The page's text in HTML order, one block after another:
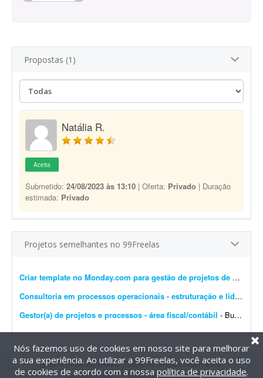
Propostas (1)
Natália R.
Aceita
Submetido: 24/08/2023 às 13:10 | Oferta: Privado | Duração
estimada: Privado
Projetos semelhantes no 99Freelas
Criar template no Monday.com para gestão de projetos de marketing digital
Consultoria em processos operacionais - estruturação e liderança
Gestor(a) de projetos e processos - área fiscal/contábil - Buscamos um(a) profissional experiente em gestão de projetos e processos, com conhecimento e vivência na área fiscal/contábil, para nos ajudar na estruturaçã...
@2014-2026 99Freelas. Todos os direitos reservados.
Termos de uso| Política de privacidade
Nós fazemos uso de cookies em nosso site para melhorar
a sua experiência. Ao utilizar a 99Freelas, você aceita o uso
de cookies de acordo com a nossa política de privacidade.